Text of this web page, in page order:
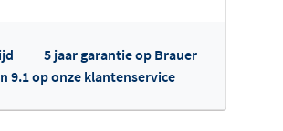
5 jaar garantie op Brauer
9.1 op onze klantenservice